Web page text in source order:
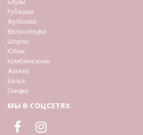
Блузы
Рубашки
Футболки
Велосипедки
Шорты
Юбки
Комбинезоны
Жакеты
Белье
Скидки
МЫ В СОЦСЕТЯХ